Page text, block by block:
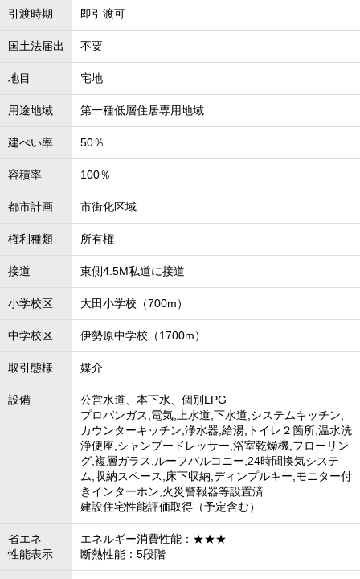
引渡時期 即引渡可
国土法届出 不要
地目 宅地
用途地域 第一種低層住居専用地域
建ぺい率 50％
容積率 100％
都市計画 市街化区域
権利種類 所有権
接道 東側4.5M私道に接道
小学校区 大田小学校（700m）
中学校区 伊勢原中学校（1700m）
取引態様 媒介
設備
公営水道、本下水、個別LPG
プロパンガス,電気,上水道,下水道,システムキッチン,
カウンターキッチン,浄水器,給湯,トイレ２箇所,温水洗
浄便座,シャンプードレッサー,浴室乾燥機,フローリン
グ,複層ガラス,ルーフバルコニー,24時間換気システ
ム,収納スペース,床下収納,ディンプルキー,モニター付
きインターホン,火災警報器等設置済
建設住宅性能評価取得（予定含む）
省エネ
性能表示
エネルギー消費性能：★★★
断熱性能：5段階